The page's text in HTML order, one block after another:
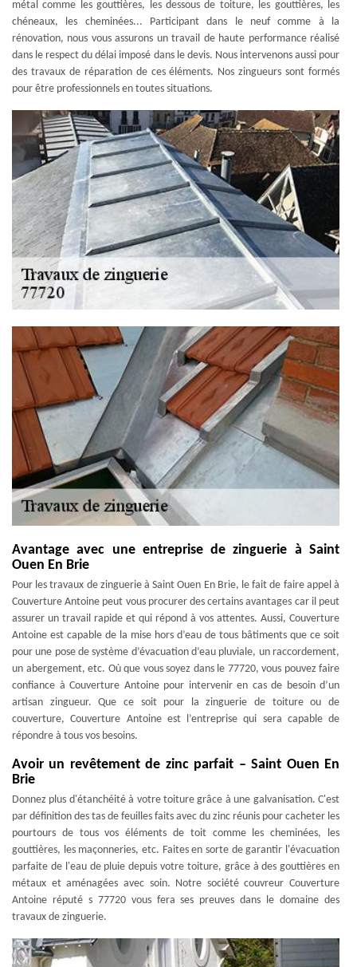
métal comme les gouttières, les dessous de toiture, les gouttières, les
chéneaux, les cheminées... Participant dans le neuf comme à la
rénovation, nous vous assurons un travail de haute performance réalisé
dans le respect du délai imposé dans le devis. Nous intervenons aussi pour
des travaux de réparation de ces éléments. Nos zingueurs sont formés
pour être professionnels en toutes situations.
Avantage avec une entreprise de zinguerie à Saint
Ouen En Brie
Pour les travaux de zinguerie à Saint Ouen En Brie, le fait de faire appel à
Couverture Antoine peut vous procurer des certains avantages car il peut
assurer un travail rapide et qui répond à vos attentes. Aussi, Couverture
Antoine est capable de la mise hors d’eau de tous bâtiments que ce soit
pour une pose de système d’évacuation d’eau pluviale, un raccordement,
un abergement, etc. Où que vous soyez dans le 77720, vous pouvez faire
confiance à Couverture Antoine pour intervenir en cas de besoin d’un
artisan zingueur. Que ce soit pour la zinguerie de toiture ou de
couverture, Couverture Antoine est l’entreprise qui sera capable de
répondre à tous vos besoins.
Avoir un revêtement de zinc parfait – Saint Ouen En
Brie
Donnez plus d'étanchéité à votre toiture grâce à une galvanisation. C'est
par définition des tas de feuilles faits avec du zinc réunis pour cacheter les
pourtours de tous vos éléments de toit comme les cheminées, les
gouttières, les maçonneries, etc. Faites en sorte de garantir l'évacuation
parfaite de l'eau de pluie depuis votre toiture, grâce à des gouttières en
métaux et aménagées avec soin. Notre société couvreur Couverture
Antoine réputé s 77720 vous fera ses preuves dans le domaine des
travaux de zinguerie.